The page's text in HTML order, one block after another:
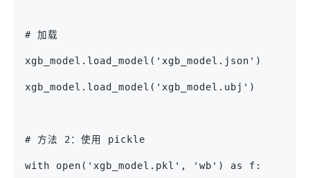
# 加载
xgb_model.load_model('xgb_model.json')
xgb_model.load_model('xgb_model.ubj')
# 方法 2：使用 pickle
with open('xgb_model.pkl', 'wb') as f: